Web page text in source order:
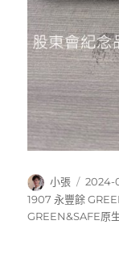
作
者
小張
發
佈
日
2024-
1907 永豐餘
GREEN&SAFE原